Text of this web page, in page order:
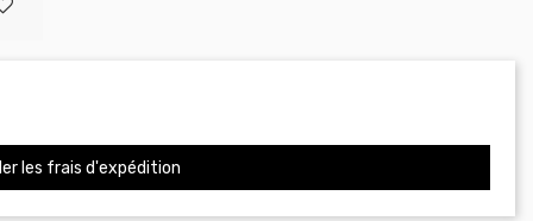
les frais d'expédition